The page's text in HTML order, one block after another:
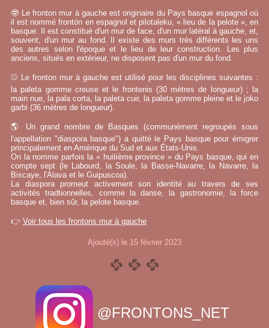
🤓 Le fronton mur à gauche est originaire du Pays basque espagnol où
il est nommé frontón en espagnol et pilotaleku, « lieu de la pelote », en
basque. Il est constitué d'un mur de face, d'un mur latéral à gauche, et,
souvent, d'un mur au fond. Il existe des murs très différents les uns
des autres selon l'époque et le lieu de leur construction. Les plus
anciens, situés en extérieur, ne disposent pas d'un mur du fond.
⚾ Le fronton mur à gauche est utilisé pour les disciplines suivantes :
la paleta gomme creuse et le frontenis (30 mètres de longueur) ; la
main nue, la pala corta, la paleta cuir, la paleta gomme pleine et le joko
garbi (36 mètres de longueur).
🌎 Un grand nombre de Basques (communément regroupés sous
l'appellation "diaspora basque") a quitté le Pays basque pour émigrer
principalement en Amérique du Sud et aux États-Unis.
On la nomme parfois la « huitième province » du Pays basque, qui en
compte sept (le Labourd, la Soule, la Basse-Navarre, la Navarre, la
Biscaye, l'Alava et le Guipuscoa).
La diaspora promeut activement son identité au travers de ses
activités tradtionnelles, comme la danse, la gastronomie, la force
basque et, bien sûr, la pelote basque.
👉 Voir tous les frontons mur à gauche
Ajouté(s) le 15 février 2023
@FRONTONS_NET